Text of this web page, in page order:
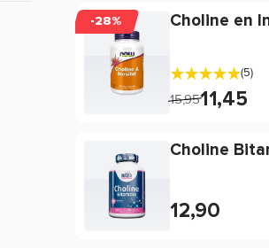
-28% Choline en
(5)
15,9511,45
Choline
12,90